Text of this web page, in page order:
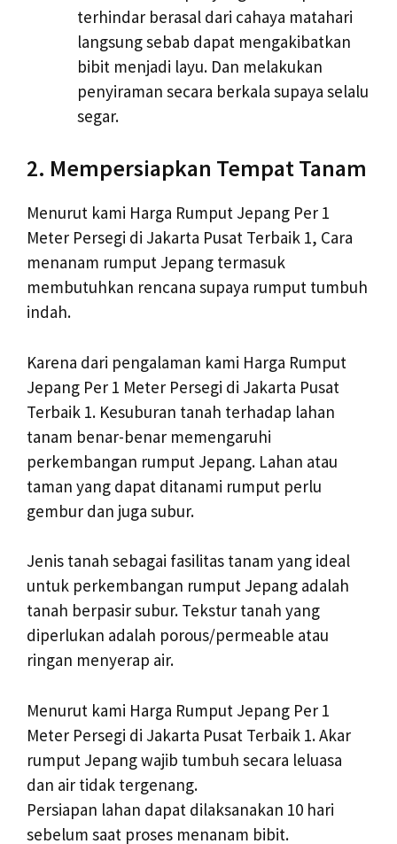
terhindar berasal dari cahaya matahari
langsung sebab dapat mengakibatkan
bibit menjadi layu. Dan melakukan
penyiraman secara berkala supaya selalu
segar.
2. Mempersiapkan Tempat Tanam
Menurut kami Harga Rumput Jepang Per 1
Meter Persegi di Jakarta Pusat Terbaik 1, Cara
menanam rumput Jepang termasuk
membutuhkan rencana supaya rumput tumbuh
indah.
Karena dari pengalaman kami Harga Rumput
Jepang Per 1 Meter Persegi di Jakarta Pusat
Terbaik 1. Kesuburan tanah terhadap lahan
tanam benar-benar memengaruhi
perkembangan rumput Jepang. Lahan atau
taman yang dapat ditanami rumput perlu
gembur dan juga subur.
Jenis tanah sebagai fasilitas tanam yang ideal
untuk perkembangan rumput Jepang adalah
tanah berpasir subur. Tekstur tanah yang
diperlukan adalah porous/permeable atau
ringan menyerap air.
Menurut kami Harga Rumput Jepang Per 1
Meter Persegi di Jakarta Pusat Terbaik 1. Akar
rumput Jepang wajib tumbuh secara leluasa
dan air tidak tergenang.
Persiapan lahan dapat dilaksanakan 10 hari
sebelum saat proses menanam bibit.